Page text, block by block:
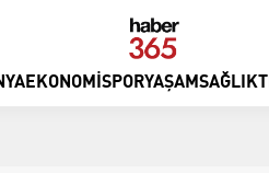
EKONOMISPORYAŞAMSAĞLIK